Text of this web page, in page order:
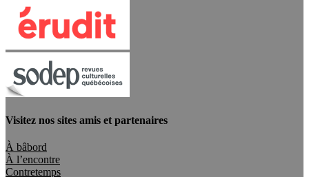
Visitez nos sites amis et partenaires
À bâbord
À l’encontre
Contretemps